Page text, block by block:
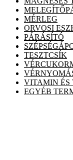
MÉRLEG
ORVOSI
PÁRÁSÍTÓ
TESZTCSÍK
VITAMIN ÉS
EGYÉB